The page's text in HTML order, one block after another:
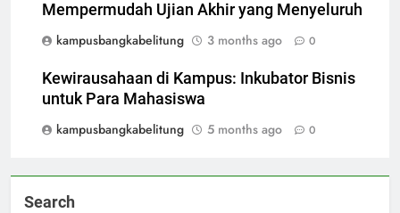
Mempermudah Ujian Akhir yang Menyeluruh
kampusbangkabelitung
3 months ago 0
Kewirausahaan di Kampus: Inkubator Bisnis
untuk Para Mahasiswa
kampusbangkabelitung
5 months ago 0
Search